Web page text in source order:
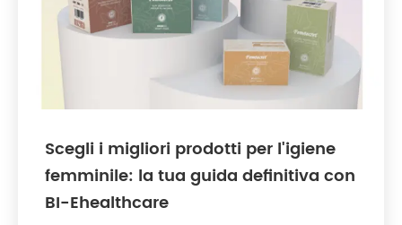
Scegli i migliori prodotti per l'igiene
femminile: la tua guida definitiva con
BI-Ehealthcare